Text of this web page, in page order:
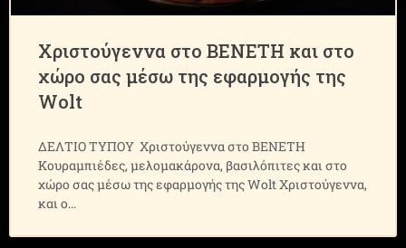
Xριστούγεννα στo ΒΕΝΕΤΗ και στο
χώρο σας μέσω της εφαρμογής της
Wolt
ΔΕΛΤΙΟ ΤΥΠΟΥ Xριστούγεννα στo ΒΕΝΕΤΗ
Kουραμπιέδες, μελομακάρονα, βασιλόπιτες και στο
χώρο σας μέσω της εφαρμογής της Wolt Χριστούγεννα,
και ο